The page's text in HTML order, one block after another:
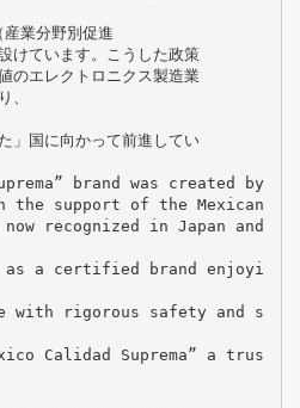
業分野別促進
けています。こうした政策
のエレクトロニクス製造業
、
」国に向かって前進してい
brand was created by
the support of the Mexican
recognized in Japan and
as a certified brand enjoyi
with rigorous safety and s
Calidad Suprema” a trus